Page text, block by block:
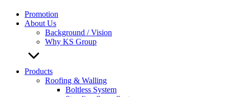
Promotion
About Us
Background / Vision
Why KS Group
Products
Roofing & Walling
Boltless System